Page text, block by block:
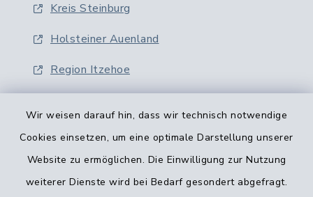
Wir weisen darauf hin, dass wir technisch notwendige
Cookies einsetzen, um eine optimale Darstellung unserer
Website zu ermöglichen. Die Einwilligung zur Nutzung
weiterer Dienste wird bei Bedarf gesondert abgefragt.
Kreis Steinburg
Holsteiner Auenland
Region Itzehoe